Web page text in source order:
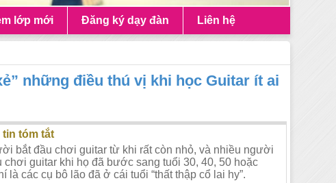
lớp mới Đăng ký dạy đàn Liên hệ
những điều thú vị khi học Guitar ít ai
tóm tắt
bắt đầu chơi guitar từ khi rất còn nhỏ, và nhiều người
chơi guitar khi họ đã bước sang tuổi 30, 40, 50 hoặc
là các cụ bô lão đã ở cái tuổi “thất thập cổ lai hy”.